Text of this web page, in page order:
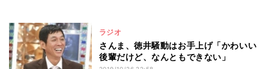
ラジオ
さんま、徳井騒動はお手上げ「かわいい
後輩だけど、なんともできない」